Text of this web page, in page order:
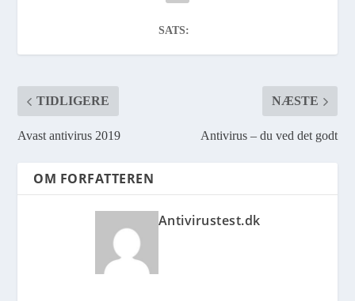
SATS:
TIDLIGERE
Avast antivirus 2019
NÆSTE
Antivirus – du ved det godt
OM FORFATTEREN
Antivirustest.dk